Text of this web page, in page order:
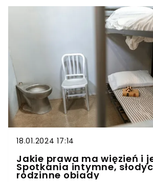
Małgorzata. Kobieta osierociła
chłopców.Zdruzgotana rodzina
pomocy, aby móc bezpiecznie
domu. Sąsiedzi od razu zaczęli
zbiórki, ale to nie wystarczy, bo
aż pół miliona złotych. Pomóc
pośrednictwem portalu zrzutka.pl.
18.01.2024 17:14
Jakie prawa ma więzień i
Spotkania intymne,
rodzinne obiady